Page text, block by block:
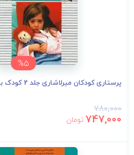
%5
پرستاری کودکان میرلاشاری جلد 2 کودک بیمار
780,000
747,000 تومان